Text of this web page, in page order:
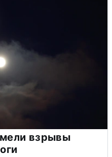
взрывы